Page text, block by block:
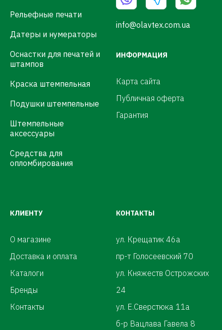
Рельефные печати
Датеры и нумераторы
Оснастки для печатей и
штампов
Краска штемпельная
Подушки штемпельные
Штемпельные
аксессуары
Средства для
опломбирования
info@olavtex.com.ua
ИНФОРМАЦИЯ
Карта сайта
Публичная оферта
Гарантия
КЛИЕНТУ
О магазине
Доставка и оплата
Каталоги
Бренды
Контакты
КОНТАКТЫ
ул. Крещатик 46а
пр-т Голосеевский 70
ул. Княжеств Острожских
24
ул. Е.Сверстюка 11а
б-р Вацлава Гавела 8